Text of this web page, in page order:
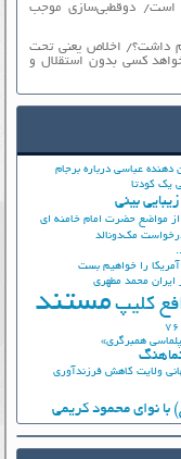
است/ دوقطبی‌سازی موجب
داشت؟/ اخلاص یعنی تحت
کسی بدون استقلال و
دهنده عباسی درباره برجام
یک کودتا
بینی
مواضع حضرت امام خامنه ای
مک‌دونالد
آمریکا را خواهیم بست
محمد مطهری
کلیپ مستند
همبرگری»
ولایت کاهش فرزندآوری
نوای محمود کریمی